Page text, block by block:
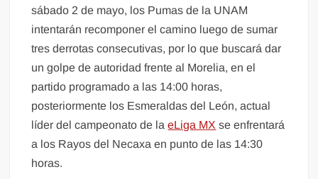
sábado 2 de mayo, los Pumas de la UNAM
intentarán recomponer el camino luego de sumar
tres derrotas consecutivas, por lo que buscará dar
un golpe de autoridad frente al Morelia, en el
partido programado a las 14:00 horas,
posteriormente los Esmeraldas del León, actual
líder del campeonato de laeLiga MX se enfrentará
a los Rayos del Necaxa en punto de las 14:30
horas.